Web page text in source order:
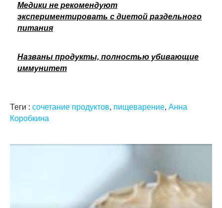
Медики не рекомендуют
экспериментировать с диетой раздельного
питания
Названы продукты, полностью убивающие
иммунитет
Теги : сочетание продуктов, пищеварение, Анна
Коробкина